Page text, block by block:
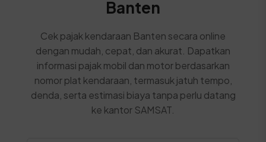
Banten
Cek pajak kendaraan Banten secara online
dengan mudah, cepat, dan akurat. Dapatkan
informasi pajak mobil dan motor berdasarkan
nomor plat kendaraan, termasuk jatuh tempo,
denda, serta estimasi biaya tanpa perlu datang
ke kantor SAMSAT.